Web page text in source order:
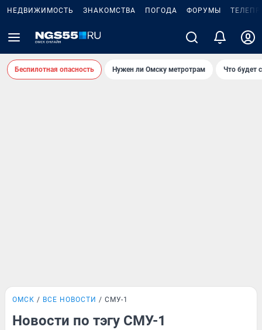
НЕДВИЖИМОСТЬ ЗНАКОМСТВА ПОГОДА ФОРУМЫ
Беспилотная опасность Нужен ли Омску метротрам Что будет
ОМСК ВСЕ НОВОСТИ СМУ-1
Новости по тэгу СМУ-1